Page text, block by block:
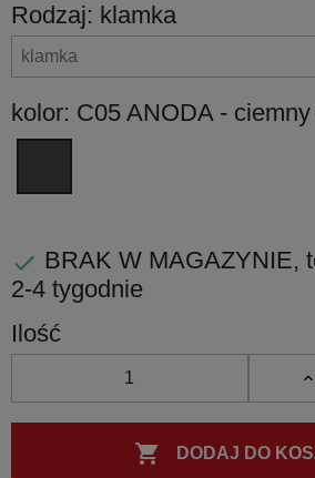
Rodzaj: klamka
kolor: C05 ANODA -
tytan
 BRAK W MAGAZYNIE,
2-4 tygodnie
Ilość
 DODAJ DO